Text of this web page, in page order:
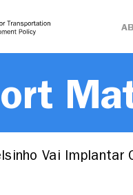
Vai